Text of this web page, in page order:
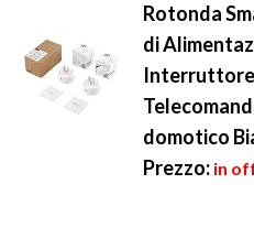
Rotonda
di
Interruttore
domotico
Prezzo: in